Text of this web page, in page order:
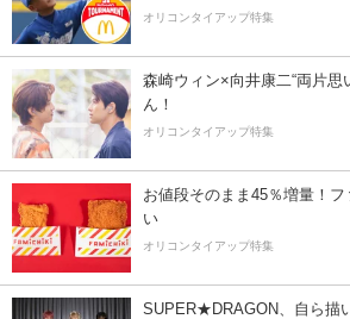
オリコンタイアップ特集
森崎ウィン×向井康二“両片思
ん！
オリコンタイアップ特集
お値段そのまま45％増量！
い
オリコンタイアップ特集
SUPER★DRAGON、自ら描